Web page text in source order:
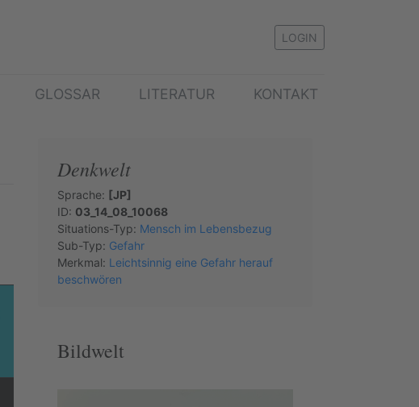
LOGIN
GLOSSAR LITERATUR KONTAKT
Denkwelt
Sprache: [JP]
ID: 03_14_08_10068
Situations-Typ: Mensch im Lebensbezug
Sub-Typ: Gefahr
Merkmal: Leichtsinnig eine Gefahr herauf
beschwören
Bildwelt